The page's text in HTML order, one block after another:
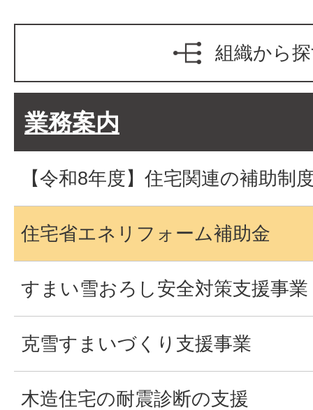
組織から
業務案内
【令和8年度】住宅関連の補助制
住宅省エネリフォーム補助金
すまい雪おろし安全対策支援事業
克雪すまいづくり支援事業
木造住宅の耐震診断の支援